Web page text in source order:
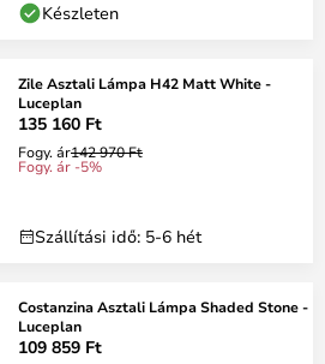
Készleten
Zile Asztali Lámpa H42 Matt White -
Luceplan
135 160 Ft
Fogy. ár142 970 Ft
Fogy. ár -5%
Szállítási idő: 5-6 hét
Costanzina Asztali Lámpa Shaded Stone -
Luceplan
109 859 Ft